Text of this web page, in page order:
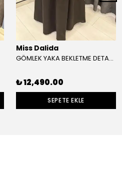
Miss Dalida
GÖMLEK YAKA BEKLETME DETAYLI KETEN ELBİSE
₺ 12,490.00
SEPETE EKLE